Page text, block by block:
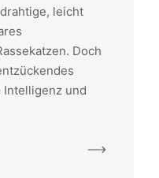
leicht
Doch
Intelligenz und